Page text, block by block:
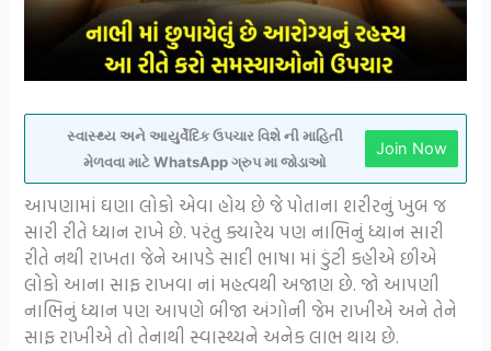
સ્વાસ્થ્ય અને આયુર્વેદિક ઉપચાર વિશે ની માહિતી
મેળવવા માટે WhatsApp ગ્રુપ મા જોડાઓ
Join Now
આપણામાં ઘણા લોકો એવા હોય છે જે પોતાના શરીરનું ખુબ જ
સારી રીતે ધ્યાન રાખે છે. પરંતુ ક્યારેય પણ નાભિનું ધ્યાન સારી
રીતે નથી રાખતા જેને આપડે સાદી ભાષા માં ડુંટી કહીએ છીએ
લોકો આના સાફ રાખવા નાં મહત્વથી અજાણ છે. જો આપણી
નાભિનું ધ્યાન પણ આપણે બીજા અંગોની જેમ રાખીએ અને તેને
સાફ રાખીએ તો તેનાથી સ્વાસ્થ્યને અનેક લાભ થાય છે.